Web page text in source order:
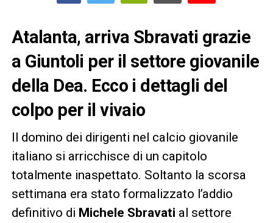
Atalanta, arriva Sbravati grazie
a Giuntoli per il settore giovanile
della Dea. Ecco i dettagli del
colpo per il vivaio
Il domino dei dirigenti nel calcio giovanile
italiano si arricchisce di un capitolo
totalmente inaspettato. Soltanto la scorsa
settimana era stato formalizzato l’addio
definitivo di Michele Sbravati al settore